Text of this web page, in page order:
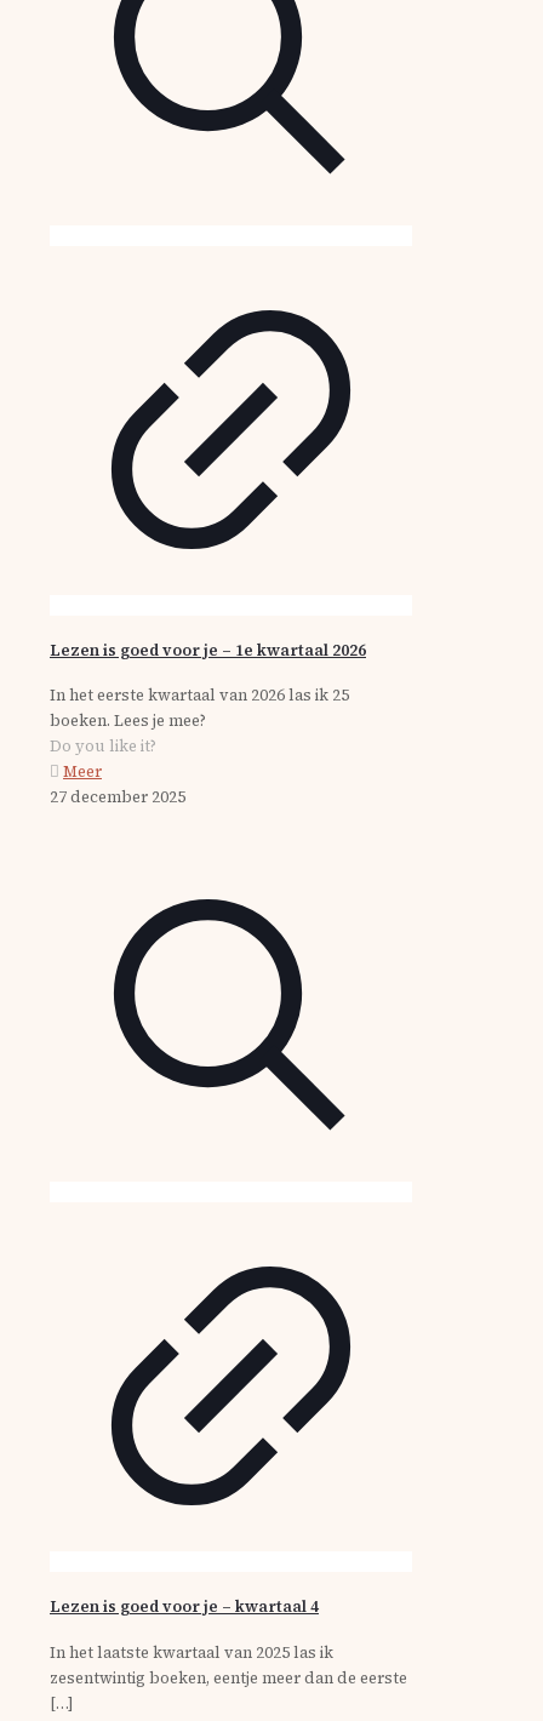
Lezen is goed voor je – 1e kwartaal 2026
In het eerste kwartaal van 2026 las ik 25
boeken. Lees je mee?
Do you like it?
Meer
27 december 2025
Lezen is goed voor je – kwartaal 4
In het laatste kwartaal van 2025 las ik
zesentwintig boeken, eentje meer dan de eerste
[…]